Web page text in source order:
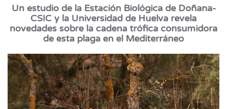
Un estudio de la Estación Biológica de Doñana-
CSIC y la Universidad de Huelva revela
novedades sobre la cadena trófica consumidora
de esta plaga en el Mediterráneo